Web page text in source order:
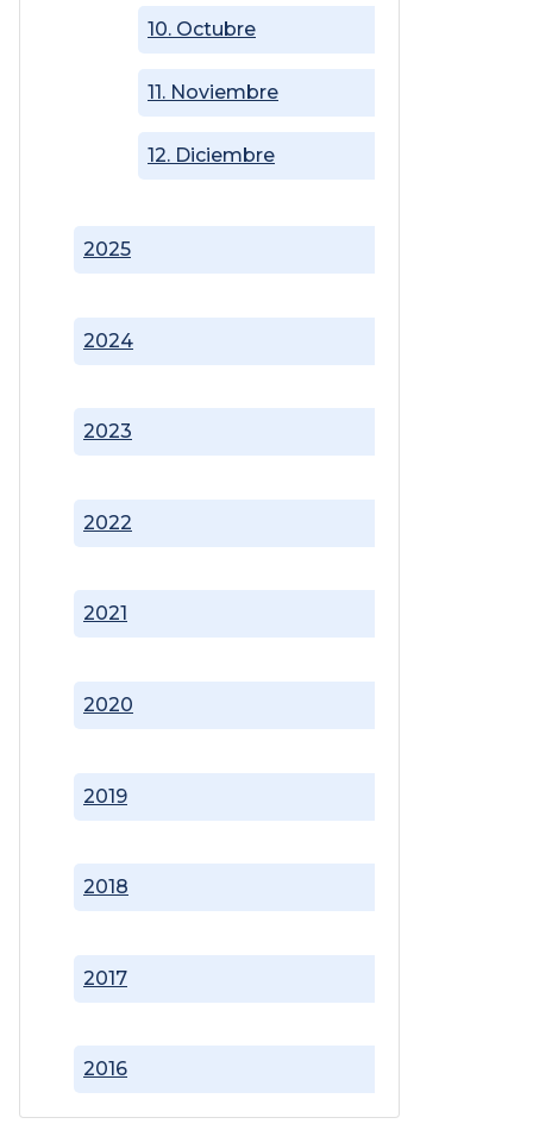
2016
2017
2018
2019
2020
2021
2022
2023
2024
2025
10. Octubre
11. Noviembre
12. Diciembre